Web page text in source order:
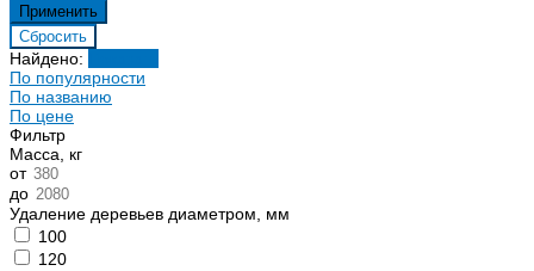
Найдено:
По популярности
По названию
По цене
Фильтр
Масса, кг
от
до
Удаление деревьев диаметром, мм
100
120